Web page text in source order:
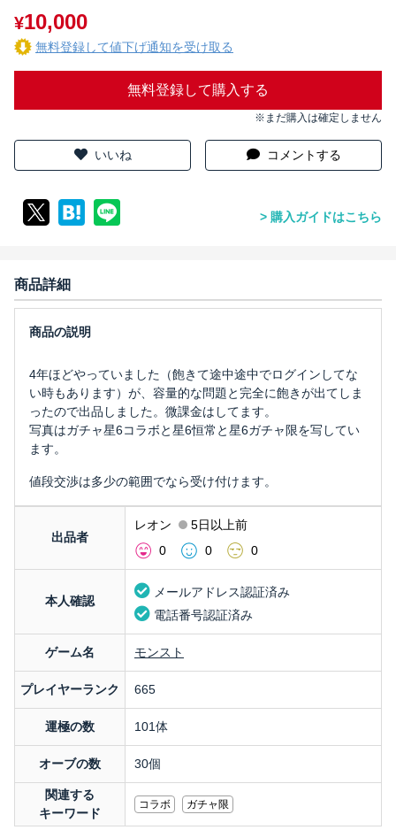
¥10,000
無料登録して値下げ通知を受け取る
無料登録して購入する
※まだ購入は確定しません
いいね コメントする
購入ガイドはこちら
商品詳細
4年ほどやっていました（飽きて途中途中でログインしてな
い時もあります）が、容量的な問題と完全に飽きが出てしま
ったので出品しました。微課金はしてます。
写真はガチャ星6コラボと星6恒常と星6ガチャ限を写してい
ます。
値段交渉は多少の範囲でなら受け付けます。
出品者
レオン
5日以上前
0
0 0
本人確認
メールアドレス認証済み
電話番号認証済み
ゲーム名 モンスト
プレイヤーランク 665
運極の数 101体
オーブの数 30個
関連する
キーワード
コラボ ガチャ限